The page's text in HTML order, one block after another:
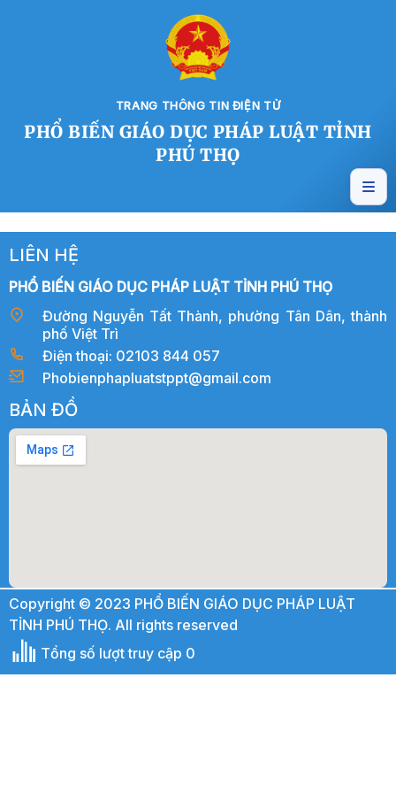
TRANG THÔNG TIN ĐIỆN TỬ
PHỔ BIẾN GIÁO DỤC PHÁP LUẬT TỈNH
PHÚ THỌ
LIÊN HỆ
PHỔ BIẾN GIÁO DỤC PHÁP LUẬT TỈNH PHÚ THỌ
Đường Nguyễn Tất Thành, phường Tân Dân, thành
phố Việt Trì
Điện thoại: 02103 844 057
Phobienphapluatstppt@gmail.com
BẢN ĐỒ
Copyright © 2023 PHỔ BIẾN GIÁO DỤC PHÁP LUẬT
TỈNH PHÚ THỌ. All rights reserved
Tổng số lượt truy cập 0